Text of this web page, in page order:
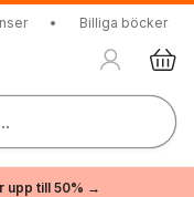
• Billiga böcker
upp till 50% →